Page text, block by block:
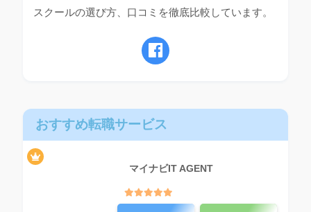
スクールの選び方、口コミを徹底比較しています。
おすすめ転職サービス
マイナビIT AGENT